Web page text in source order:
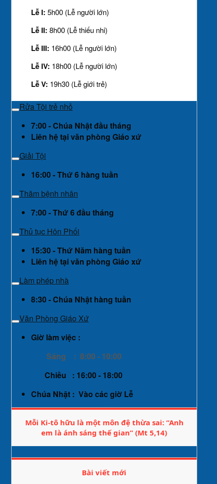
Lễ I: 5h00 (Lễ người lớn)
Lễ II: 8h00 (Lễ thiếu nhi)
Lễ III: 16h00 (Lễ người lớn)
Lễ IV: 18h00 (Lễ người lớn)
Lễ V: 19h30 (Lễ giới trẻ)
Rửa Tội trẻ nhỏ
7:00 - Chúa Nhật đầu tháng
Liên hệ tại văn phòng Giáo xứ
Giải Tội
16:00 - Thứ 6 hàng tuần
Thăm bệnh nhân
7:00 - Thứ 6 đầu tháng
Thủ tục Hôn Phối
15:30 - Thứ Năm hàng tuần
Liên hệ tại văn phòng Giáo xứ
Làm phép nhà
8:30 - Chúa Nhật hàng tuần
Văn Phòng Giáo Xứ
Giờ làm việc :
Sáng : 8:00 - 10:00
Chiều : 16:00 - 18:00
Chúa Nhật : Vào các giờ Lễ
Mỗi Ki-tô hữu là một môn đệ thừa sai: “Anh
em là ánh sáng thế gian” (Mt 5,14)
Bài viết mới